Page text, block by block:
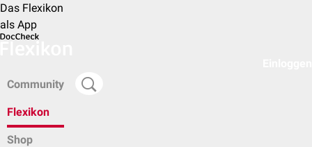
Das Flexikon
als App
Community
Flexikon
Shop